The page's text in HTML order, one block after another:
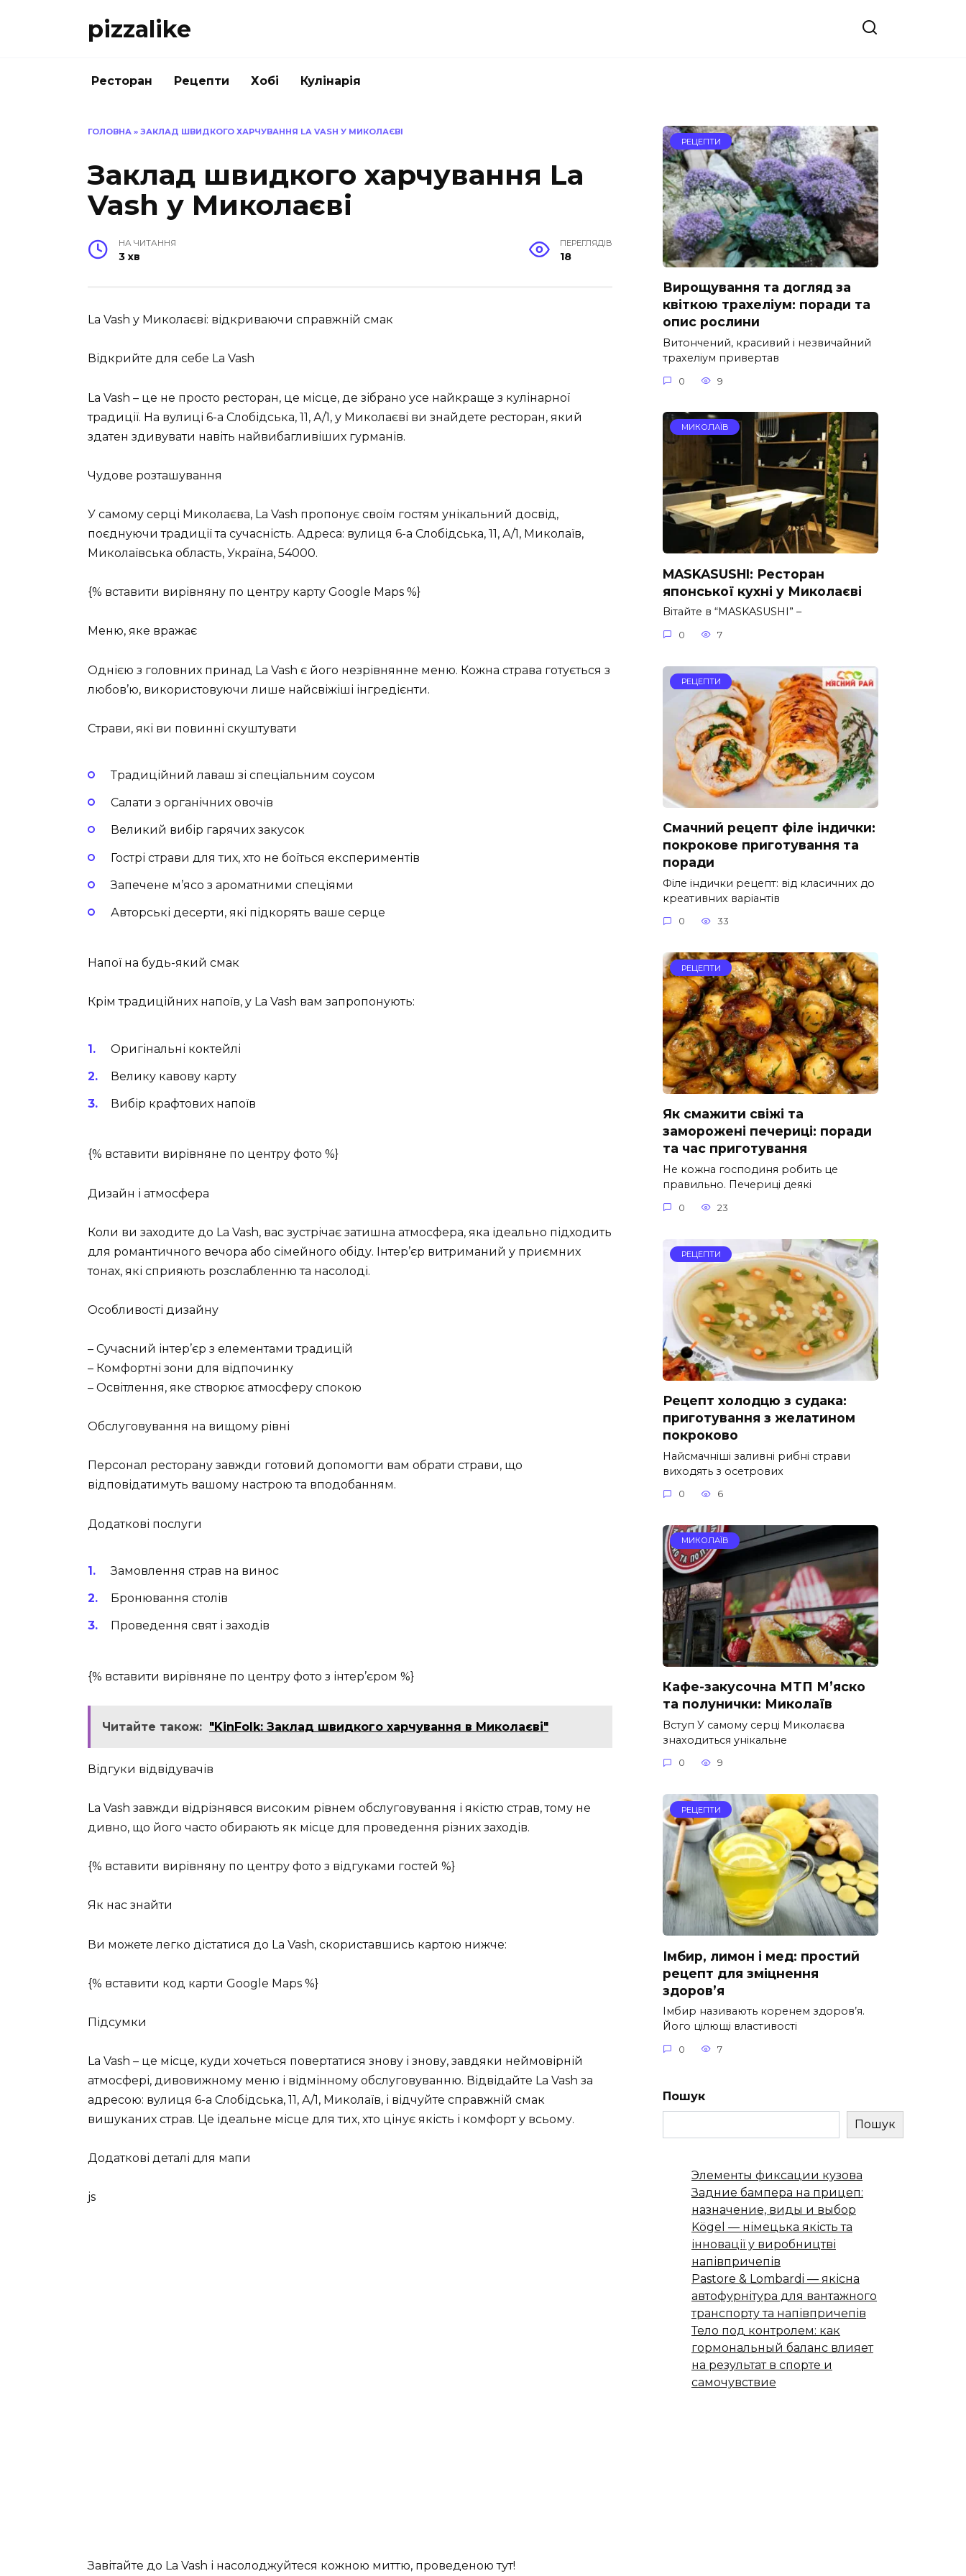
pizzalike
Ресторан Рецепти Хобі Кулінарія
ГОЛОВНА » ЗАКЛАД ШВИДКОГО ХАРЧУВАННЯ LA VASH У МИКОЛАЄВІ
Заклад швидкого харчування La
Vash у Миколаєві
НА ЧИТАННЯ
3 хв
ПЕРЕГЛЯДІВ
18
La Vash у Миколаєві: відкриваючи справжній смак
Відкрийте для себе La Vash
La Vash – це не просто ресторан, це місце, де зібрано усе найкраще з кулінарної
традиції. На вулиці 6-а Слобідська, 11, А/1, у Миколаєві ви знайдете ресторан, який
здатен здивувати навіть найвибагливіших гурманів.
Чудове розташування
У самому серці Миколаєва, La Vash пропонує своїм гостям унікальний досвід,
поєднуючи традиції та сучасність. Адреса: вулиця 6-а Слобідська, 11, А/1, Миколаїв,
Миколаївська область, Україна, 54000.
{% вставити вирівняну по центру карту Google Maps %}
Меню, яке вражає
Однією з головних принад La Vash є його незрівнянне меню. Кожна страва готується з
любов’ю, використовуючи лише найсвіжіші інгредієнти.
Страви, які ви повинні скуштувати
Традиційний лаваш зі спеціальним соусом
Салати з органічних овочів
Великий вибір гарячих закусок
Гострі страви для тих, хто не боїться експериментів
Запечене м’ясо з ароматними спеціями
Авторські десерти, які підкорять ваше серце
Напої на будь-який смак
Крім традиційних напоїв, у La Vash вам запропонують:
Оригінальні коктейлі
Велику кавову карту
Вибір крафтових напоїв
{% вставити вирівняне по центру фото %}
Дизайн і атмосфера
Коли ви заходите до La Vash, вас зустрічає затишна атмосфера, яка ідеально підходить
для романтичного вечора або сімейного обіду. Інтер’єр витриманий у приємних
тонах, які сприяють розслабленню та насолоді.
Особливості дизайну
– Сучасний інтер’єр з елементами традицій
– Комфортні зони для відпочинку
– Освітлення, яке створює атмосферу спокою
Обслуговування на вищому рівні
Персонал ресторану завжди готовий допомогти вам обрати страви, що
відповідатимуть вашому настрою та вподобанням.
Додаткові послуги
Замовлення страв на винос
Бронювання столів
Проведення свят і заходів
{% вставити вирівняне по центру фото з інтер’єром %}
Читайте також: "KinFolk: Заклад швидкого харчування в Миколаєві"
Відгуки відвідувачів
La Vash завжди відрізнявся високим рівнем обслуговування і якістю страв, тому не
дивно, що його часто обирають як місце для проведення різних заходів.
{% вставити вирівняну по центру фото з відгуками гостей %}
Як нас знайти
Ви можете легко дістатися до La Vash, скориставшись картою нижче:
{% вставити код карти Google Maps %}
Підсумки
La Vash – це місце, куди хочеться повертатися знову і знову, завдяки неймовірній
атмосфері, дивовижному меню і відмінному обслуговуванню. Відвідайте La Vash за
адресою: вулиця 6-а Слобідська, 11, А/1, Миколаїв, і відчуйте справжній смак
вишуканих страв. Це ідеальне місце для тих, хто цінує якість і комфорт у всьому.
Додаткові деталі для мапи
js
Завітайте до La Vash і насолоджуйтеся кожною миттю, проведеною тут!
РЕЦЕПТИ
Вирощування та догляд за
квіткою трахеліум: поради та
опис рослини
Витончений, красивий і незвичайний
трахеліум привертав
0 9
МИКОЛАЇВ
MASKASUSHI: Ресторан
японської кухні у Миколаєві
Вітайте в “MASKASUSHI” –
0 7
РЕЦЕПТИ
Смачний рецепт філе індички:
покрокове приготування та
поради
Філе індички рецепт: від класичних до
креативних варіантів
0 33
РЕЦЕПТИ
Як смажити свіжі та
заморожені печериці: поради
та час приготування
Не кожна господиня робить це
правильно. Печериці деякі
0 23
РЕЦЕПТИ
Рецепт холодцю з судака:
приготування з желатином
покроково
Найсмачніші заливні рибні страви
виходять з осетрових
0 6
МИКОЛАЇВ
Кафе-закусочна МТП М’яско
та полунички: Миколаїв
Вступ У самому серці Миколаєва
знаходиться унікальне
0 9
РЕЦЕПТИ
Імбир, лимон і мед: простий
рецепт для зміцнення
здоров’я
Імбир називають коренем здоров’я.
Його цілющі властивості
0 7
Пошук
Пошук
Элементы фиксации кузова
Задние бампера на прицеп:
назначение, виды и выбор
Kögel — німецька якість та
інновації у виробництві
напівпричепів
Pastore & Lombardi — якісна
автофурнітура для вантажного
транспорту та напівпричепів
Тело под контролем: как
гормональный баланс влияет
на результат в спорте и
самочувствие